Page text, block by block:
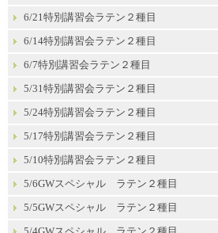
6/21特別講習会ラテン２種目
6/14特別講習会ラテン２種目
6/7特別講習会ラテン２種目
5/31特別講習会ラテン２種目
5/24特別講習会ラテン２種目
5/17特別講習会ラテン２種目
5/10特別講習会ラテン２種目
5/6GWスペシャル ラテン２種目
5/5GWスペシャル ラテン２種目